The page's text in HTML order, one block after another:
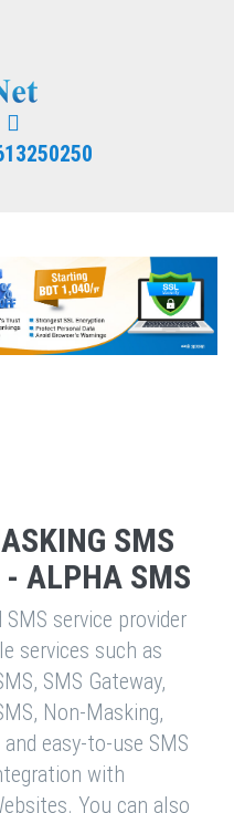
SMS
- ALPHA SMS
SMS service provider
services such as
SMS Gateway,
Non-Masking,
easy-to-use SMS
with
You can also